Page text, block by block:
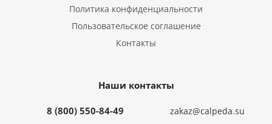
Политика конфиденциальности
Пользовательское соглашение
Контакты
Наши контакты
8 (800) 550-84-49 zakaz@calpeda.su